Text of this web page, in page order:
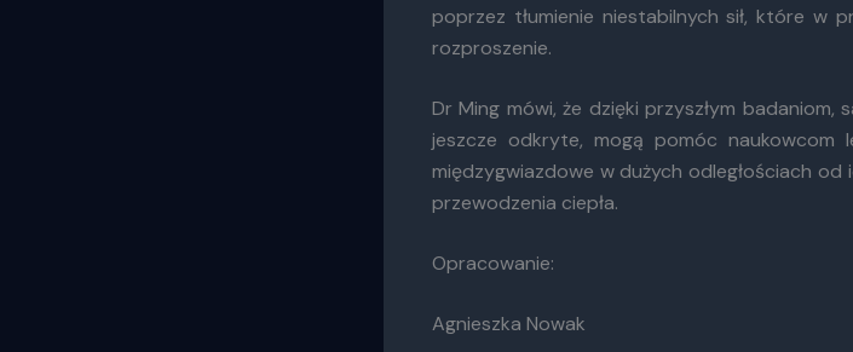
poprzez tłumienie niestabilnych sił, które w
rozproszenie.
Dr Ming mówi, że dzięki przyszłym badaniom,
jeszcze odkryte, mogą pomóc naukowcom
międzygwiazdowe w dużych odległościach
przewodzenia ciepła.
Opracowanie:
Agnieszka Nowak